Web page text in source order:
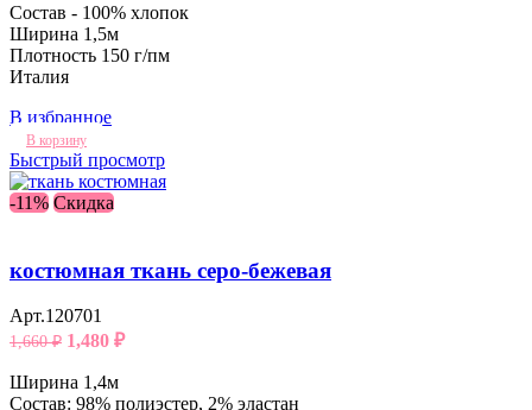
Состав - 100% хлопок
Ширина 1,5м
Плотность 150 г/пм
Италия
В избранное
В корзину
Быстрый просмотр
-11% Скидка
костюмная ткань серо-бежевая
Арт.120701
1,660₽ 1,480 ₽
Ширина 1,4м
Состав: 98% полиэстер, 2% эластан